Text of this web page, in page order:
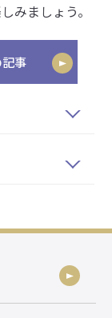
みましょう。
事